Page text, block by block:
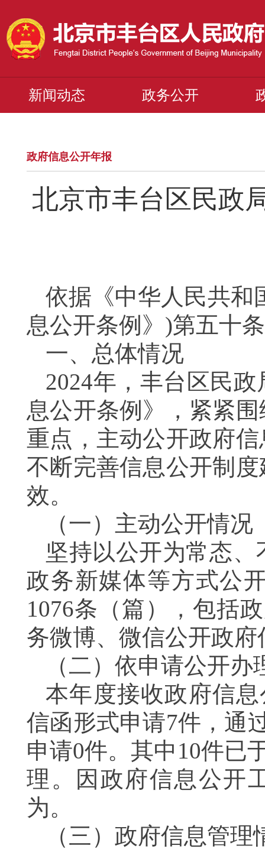
新闻动态 政务公开
政府信息公开年报
北京市丰台区民政
依据《中华人民共和
息公开条例》)第五十
一、总体情况
2024年，丰台区民政
息公开条例》，紧紧
重点，主动公开政府
不断完善信息公开制
效。
（一） 主动公开情况
坚持以公开为常态
政务新媒体等方式公
1076条（篇），包括
务微博、微信公开政府
（二）依申请公开办
本年度接收政府信
信函形式申请7件，通
申请0件。其中 10件已
理 。因政府信息公开
为。
（三）政府信息管理